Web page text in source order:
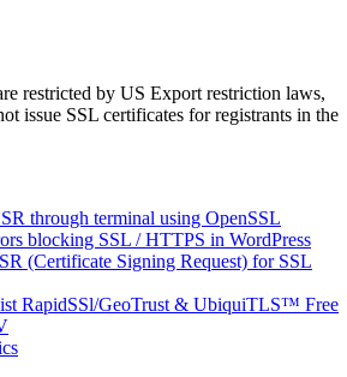
restricted by US Export restriction laws,
issue SSL certificates for registrants in the
through terminal using OpenSSL
blocking SSL / HTTPS in WordPress
(Certificate Signing Request) for SSL
RapidSSl/GeoTrust & UbiquiTLS™ Free